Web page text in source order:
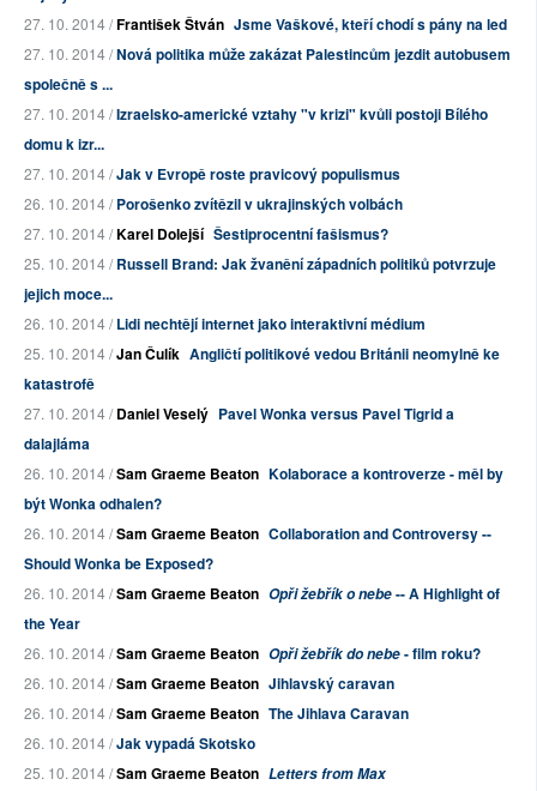
27. 10. 2014 /František Štván Jsme Vaškové, kteří chodí s pány na led
27. 10. 2014 /Nová politika může zakázat Palestincům jezdit autobusem
společně s ...
27. 10. 2014 /Izraelsko-americké vztahy "v krizi" kvůli postoji Bílého
domu k izr...
27. 10. 2014 /Jak v Evropě roste pravicový populismus
26. 10. 2014 /Porošenko zvítězil v ukrajinských volbách
27. 10. 2014 /Karel Dolejší Šestiprocentní fašismus?
25. 10. 2014 /Russell Brand: Jak žvanění západních politiků potvrzuje
jejich moce...
26. 10. 2014 /Lidi nechtějí internet jako interaktivní médium
25. 10. 2014 /Jan Čulík Angličtí politikové vedou Británii neomylně ke
katastrofě
27. 10. 2014 /Daniel Veselý Pavel Wonka versus Pavel Tigrid a
dalajláma
26. 10. 2014 /Sam Graeme Beaton Kolaborace a kontroverze - měl by
být Wonka odhalen?
26. 10. 2014 /Sam Graeme Beaton Collaboration and Controversy --
Should Wonka be Exposed?
26. 10. 2014 /Sam Graeme Beaton Opři žebřík o nebe-- A Highlight of
the Year
26. 10. 2014 /Sam Graeme Beaton Opři žebřík do nebe- film roku?
26. 10. 2014 /Sam Graeme Beaton Jihlavský caravan
26. 10. 2014 /Sam Graeme Beaton The Jihlava Caravan
26. 10. 2014 /Jak vypadá Skotsko
25. 10. 2014 /Sam Graeme Beaton Letters from Max